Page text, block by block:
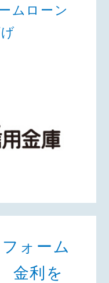
ムローン
ォーム
金利を